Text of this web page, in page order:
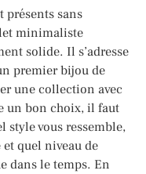
présents sans
minimaliste
solide. Il s’adresse
premier bijou de
une collection avec
un bon choix, il faut
vous ressemble,
quel niveau de
dans le temps. En